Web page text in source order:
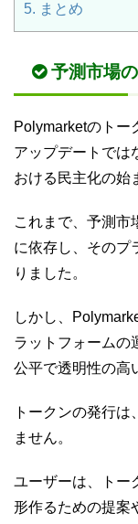
5. まとめ
予測市場
Polymarketのトー
アップデートでは
おける民主化の始
これまで、予測市
に依存し、そのプ
りました。
しかし、
ラットフォームの
公平で透明性の高
トークンの発行
ません。
ユーザーは、トー
形作るための提案